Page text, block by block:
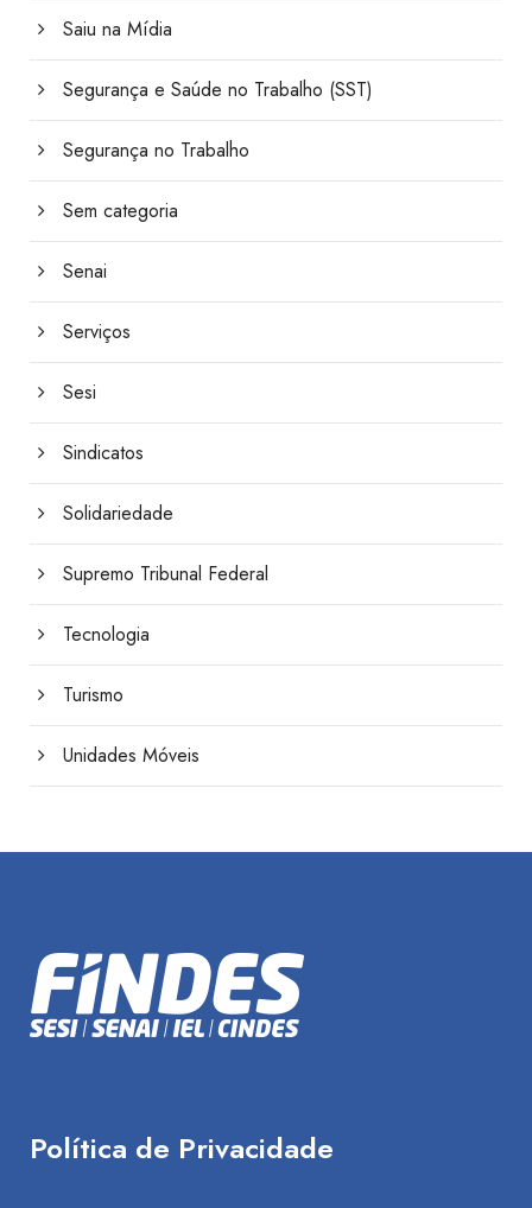
Saiu na Mídia
Segurança e Saúde no Trabalho (SST)
Segurança no Trabalho
Sem categoria
Senai
Serviços
Sesi
Sindicatos
Solidariedade
Supremo Tribunal Federal
Tecnologia
Turismo
Unidades Móveis
Política de Privacidade